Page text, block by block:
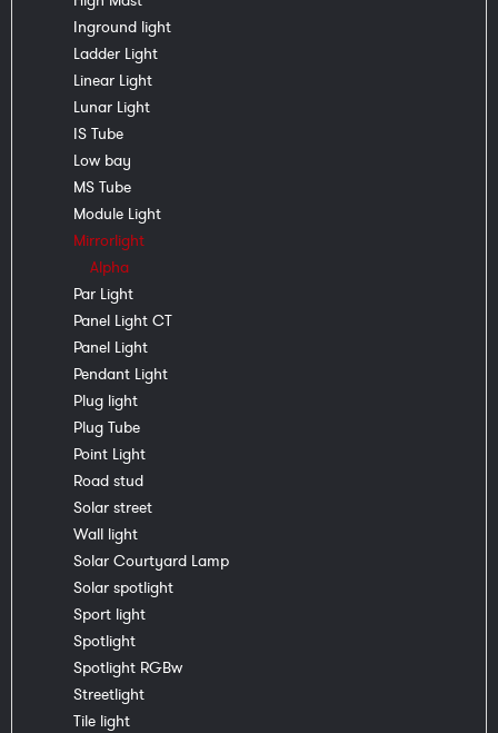
Inground light
Ladder Light
Linear Light
Lunar Light
IS Tube
Low bay
MS Tube
Module Light
Mirrorlight
Alpha
Par Light
Panel Light CT
Panel Light
Pendant Light
Plug light
Plug Tube
Point Light
Road stud
Solar street
Wall light
Solar Courtyard Lamp
Solar spotlight
Sport light
Spotlight
Spotlight RGBw
Streetlight
Tile light